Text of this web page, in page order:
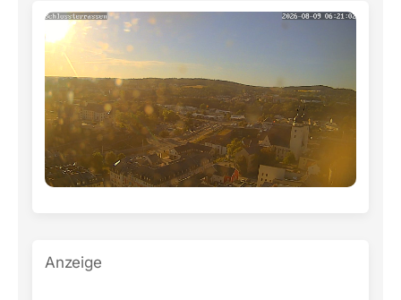
Anzeige